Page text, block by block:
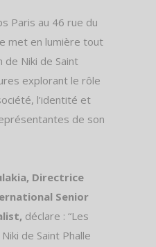
Paris au 46 rue du
met en lumière tout
de Niki de Saint
explorant le rôle
l’identité et
de son
Directrice
Senior
déclare : “Les
de Saint Phalle